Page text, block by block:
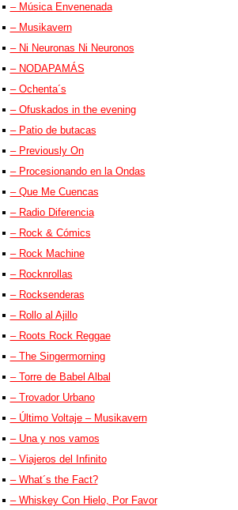
– Música Envenenada
– Musikavern
– Ni Neuronas Ni Neuronos
– NODAPAMÁS
– Ochenta´s
– Ofuskados in the evening
– Patio de butacas
– Previously On
– Procesionando en la Ondas
– Que Me Cuencas
– Radio Diferencia
– Rock & Cómics
– Rock Machine
– Rocknrollas
– Rocksenderas
– Rollo al Ajillo
– Roots Rock Reggae
– The Singermorning
– Torre de Babel Albal
– Trovador Urbano
– Último Voltaje – Musikavern
– Una y nos vamos
– Viajeros del Infinito
– What´s the Fact?
– Whiskey Con Hielo, Por Favor